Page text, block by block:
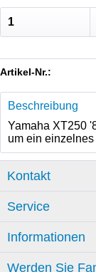
Artikel-Nr.:
Beschreibung
Yamaha XT250
um ein
Kontakt
Service
Informationen
Werden Sie